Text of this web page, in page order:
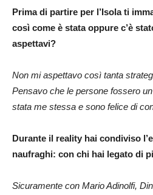
Prima di partire per l’Isola ti
così come è stata oppure c’è
aspettavi?
Non mi aspettavo così tanta
Pensavo che le persone fossero
stata me stessa e sono felice di
Durante il reality hai condiviso
naufraghi: con chi hai legato di
Sicuramente con Mario Adinolfi,